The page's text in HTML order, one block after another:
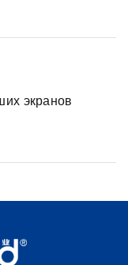
экранов